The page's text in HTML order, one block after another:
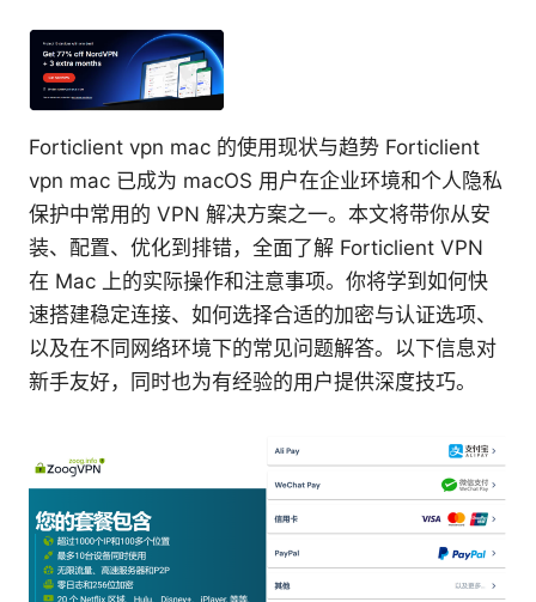
Forticlient vpn mac 的使用现状与趋势 Forticlient
vpn mac 已成为 macOS 用户在企业环境和个人隐私
保护中常用的 VPN 解决方案之一。本文将带你从安
装、配置、优化到排错，全面了解 Forticlient VPN
在 Mac 上的实际操作和注意事项。你将学到如何快
速搭建稳定连接、如何选择合适的加密与认证选项、
以及在不同网络环境下的常见问题解答。以下信息对
新手友好，同时也为有经验的用户提供深度技巧。